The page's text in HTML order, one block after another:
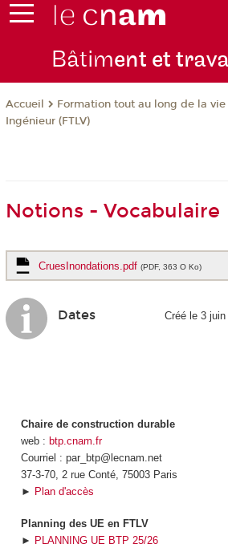
Bâtiment et
Accueil
Formation tout au long de la vie
Ingénieur (FTLV)
Notions - Vocabulaire
CruesInondations.pdf (PDF, 363 O Ko)
Dates Créé le 3 juin
Chaire de construction durable
web : btp.cnam.fr
Courriel : par_btp@lecnam.net
37-3-70, 2 rue Conté, 75003 Paris
► Plan d'accès
Planning des UE en FTLV
► PLANNING UE BTP 25/26